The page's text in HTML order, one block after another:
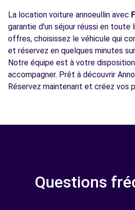
La location voiture annoeullin avec
garantie d'un séjour réussi en toute
offres, choisissez le véhicule qui
et réservez en quelques minutes
Notre équipe est à votre
accompagner. Prêt à découvrir
Réservez maintenant et créez vos
Questions